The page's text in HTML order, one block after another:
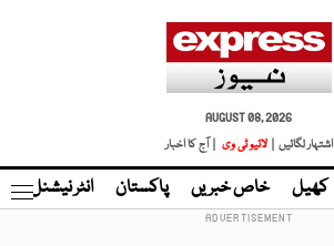
AUGUST 08, 2026
اشتہار لگائیں |
لائیو ٹی وی | آج کا اخبار
کھیل خاص خبریں پاکستان انٹر نیشنل